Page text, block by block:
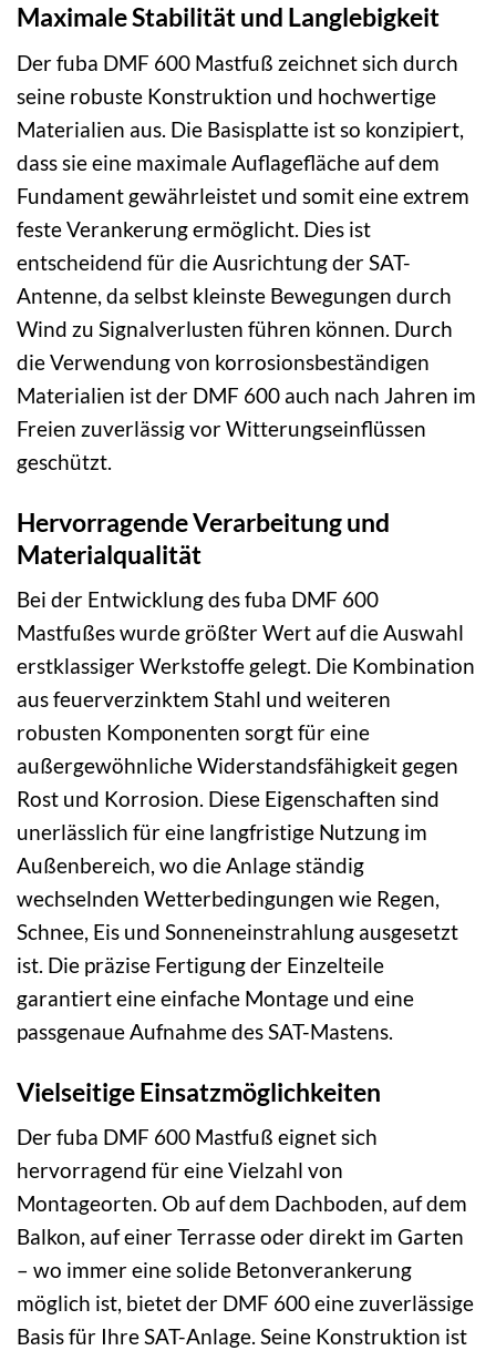
Maximale Stabilität und Langlebigkeit
Der fuba DMF 600 Mastfuß zeichnet sich durch
seine robuste Konstruktion und hochwertige
Materialien aus. Die Basisplatte ist so konzipiert,
dass sie eine maximale Auflagefläche auf dem
Fundament gewährleistet und somit eine extrem
feste Verankerung ermöglicht. Dies ist
entscheidend für die Ausrichtung der SAT-
Antenne, da selbst kleinste Bewegungen durch
Wind zu Signalverlusten führen können. Durch
die Verwendung von korrosionsbeständigen
Materialien ist der DMF 600 auch nach Jahren im
Freien zuverlässig vor Witterungseinflüssen
geschützt.
Hervorragende Verarbeitung und
Materialqualität
Bei der Entwicklung des fuba DMF 600
Mastfußes wurde größter Wert auf die Auswahl
erstklassiger Werkstoffe gelegt. Die Kombination
aus feuerverzinktem Stahl und weiteren
robusten Komponenten sorgt für eine
außergewöhnliche Widerstandsfähigkeit gegen
Rost und Korrosion. Diese Eigenschaften sind
unerlässlich für eine langfristige Nutzung im
Außenbereich, wo die Anlage ständig
wechselnden Wetterbedingungen wie Regen,
Schnee, Eis und Sonneneinstrahlung ausgesetzt
ist. Die präzise Fertigung der Einzelteile
garantiert eine einfache Montage und eine
passgenaue Aufnahme des SAT-Mastens.
Vielseitige Einsatzmöglichkeiten
Der fuba DMF 600 Mastfuß eignet sich
hervorragend für eine Vielzahl von
Montageorten. Ob auf dem Dachboden, auf dem
Balkon, auf einer Terrasse oder direkt im Garten
– wo immer eine solide Betonverankerung
möglich ist, bietet der DMF 600 eine zuverlässige
Basis für Ihre SAT-Anlage. Seine Konstruktion ist